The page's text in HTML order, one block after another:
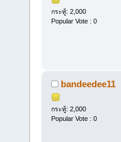
กระทู้: 2,000
Popular Vote : 0
bandeedee11
กระทู้: 2,000
Popular Vote : 0